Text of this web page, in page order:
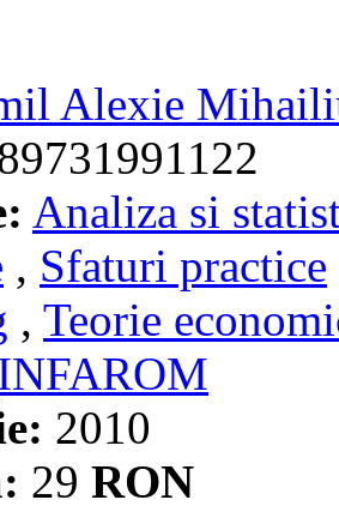
Alexie
Analiza si
, Sfaturi practice
, Teorie
2010
29 RON